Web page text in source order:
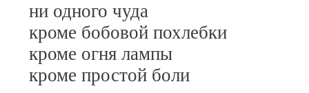
ни одного чуда
кроме бобовой похлебки
кроме огня лампы
кроме простой боли